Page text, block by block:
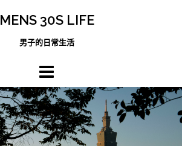
MENS 30S LIFE
男子的日常生活